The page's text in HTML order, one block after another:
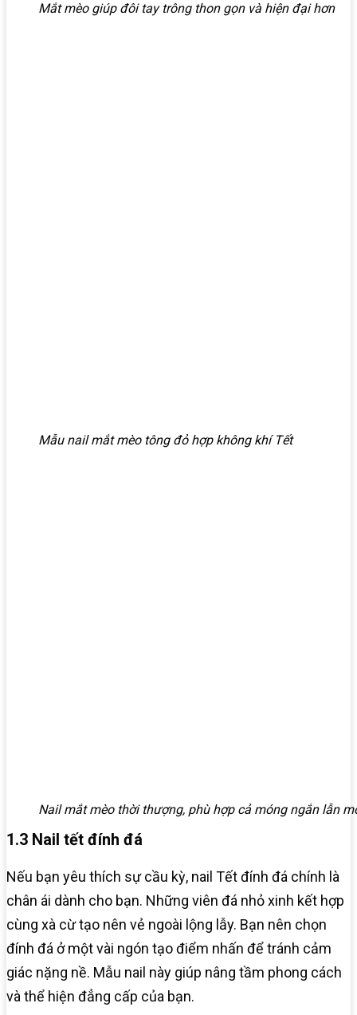
Mắt mèo giúp đôi tay trông thon gọn và hiện đại hơn
Mẫu nail mắt mèo tông đỏ hợp không khí Tết
Nail mắt mèo thời thượng, phù hợp cả móng ngắn lẫn
1.3 Nail tết đính đá
Nếu bạn yêu thích sự cầu kỳ, nail Tết đính đá chính là
chân ái dành cho bạn. Những viên đá nhỏ xinh kết hợp
cùng xà cừ tạo nên vẻ ngoài lộng lẫy. Bạn nên chọn
đính đá ở một vài ngón tạo điểm nhấn để tránh cảm
giác nặng nề. Mẫu nail này giúp nâng tầm phong cách
và thể hiện đẳng cấp của bạn.